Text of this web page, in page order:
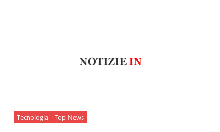
Tecnologia Top-News